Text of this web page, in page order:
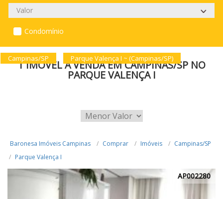
Condomínio
Campinas/SP Parque Valença I ~ (Campinas/SP)
1 IMÓVEL À VENDA EM CAMPINAS/SP NO
PARQUE VALENÇA I
Baronesa Imóveis Campinas Comprar Imóveis
Campinas/SP
Parque Valença I
AP002280